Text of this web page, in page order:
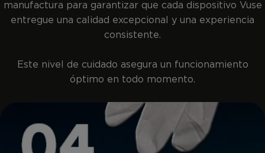
manufactura para garantizar que cada dispositivo Vuse
entregue una calidad excepcional y una experiencia
consistente.
Este nivel de cuidado asegura un funcionamiento
óptimo en todo momento.